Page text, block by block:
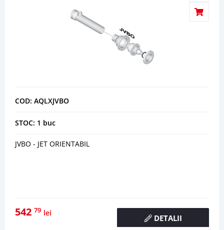
COD: AQLXJVBO
STOC: 1 buc
JVBO - JET ORIENTABIL
542 79 lei
DETALII